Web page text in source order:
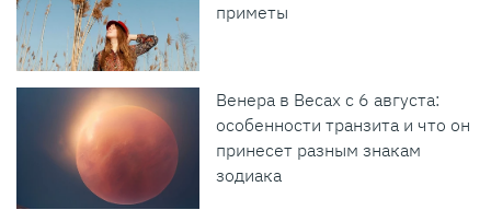
приметы
Венера в Весах с 6 августа:
особенности транзита и что он
принесет разным знакам
зодиака